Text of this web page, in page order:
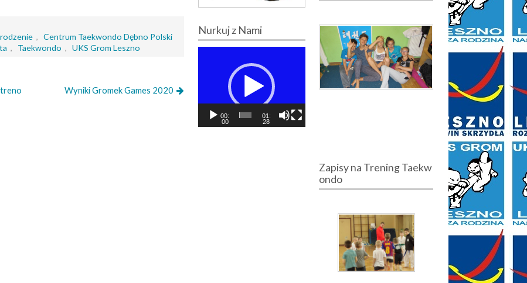
, Centrum Taekwondo Dębno Polski
, Taekwondo , UKS Grom Leszno
Wyniki Gromek Games 2020
Nurkuj z Nami
00:
00
01:
28
Zapisy na Trening Taekw
ondo